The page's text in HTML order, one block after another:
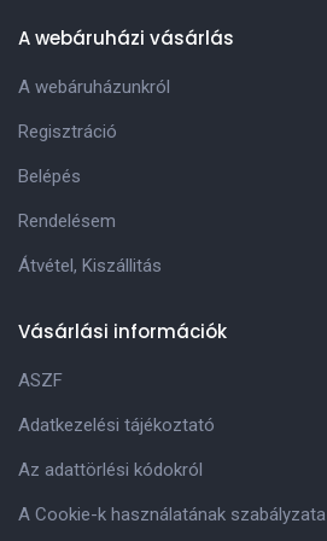
A webáruházi vásárlás
A webáruházunkról
Regisztráció
Belépés
Rendelésem
Átvétel, Kiszállitás
Vásárlási információk
ASZF
Adatkezelési tájékoztató
Az adattörlési kódokról
A Cookie-k használatának szabályzata